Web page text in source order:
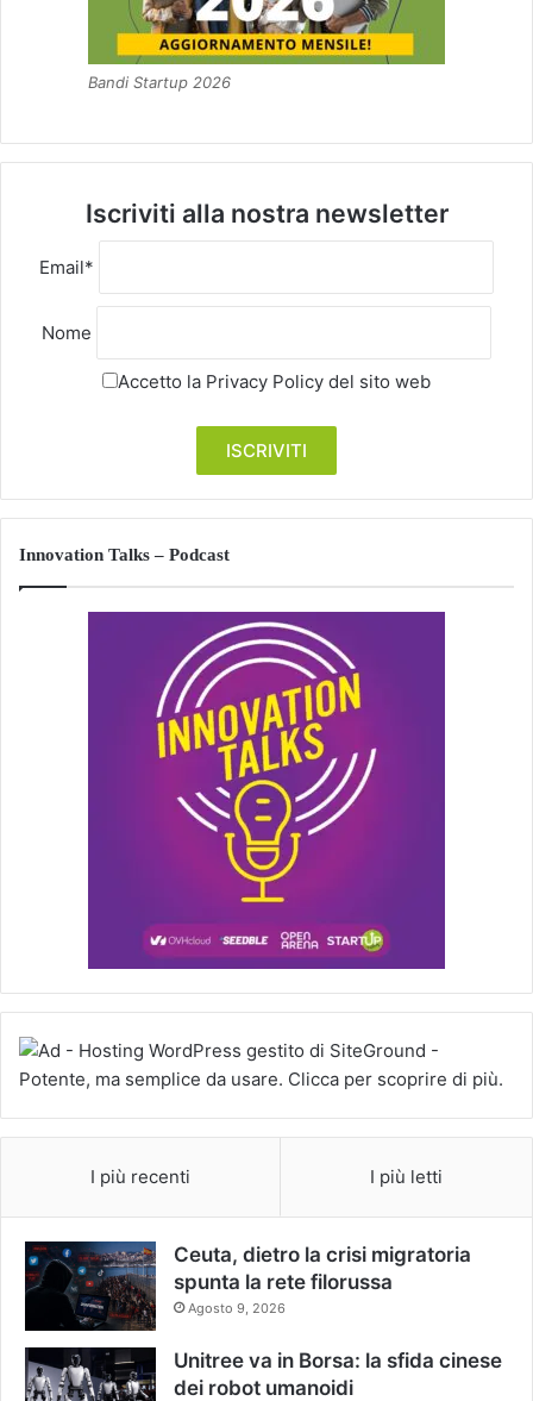
Bandi Startup 2026
Iscriviti alla nostra newsletter
Email*
Nome
Accetto la Privacy Policy del sito web
Innovation Talks – Podcast
I più recenti I più letti
Ceuta, dietro la crisi migratoria
spunta la rete filorussa
Agosto 9, 2026
Unitree va in Borsa: la sfida cinese
dei robot umanoidi